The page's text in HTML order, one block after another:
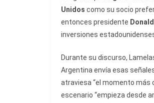
Unidos como su socio
entonces presidente
inversiones
Durante su discurso,
Argentina envía esas
atraviesa “el momento más
escenario “empieza desde